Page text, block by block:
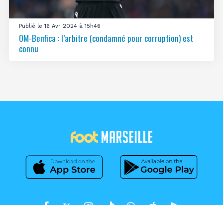
Publié le 16 Avr 2024 à 15h46
OM-Benfica : l’arbitre (condamné pour corruption) est
connu